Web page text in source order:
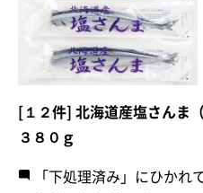
[１２件] 北海道産塩さんま
３８０ｇ
「下処理済み」にひかれ